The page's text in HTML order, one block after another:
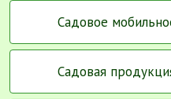
Садовое
Садовая